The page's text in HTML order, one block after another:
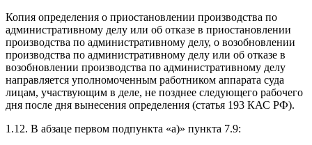
Копия определения о приостановлении производства по
административному делу или об отказе в приостановлении
производства по административному делу, о возобновлении
производства по административному делу или об отказе в
возобновлении производства по административному делу
направляется уполномоченным работником аппарата суда
лицам, участвующим в деле, не позднее следующего рабочего
дня после дня вынесения определения (статья 193 КАС РФ).
1.12. В абзаце первом подпункта «а)» пункта 7.9: